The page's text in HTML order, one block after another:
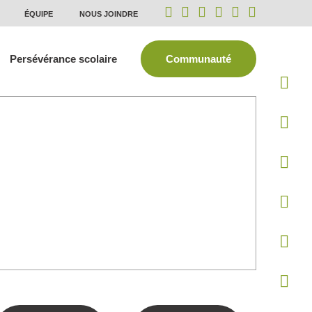
ÉQUIPE NOUS JOINDRE
Persévérance scolaire Communauté